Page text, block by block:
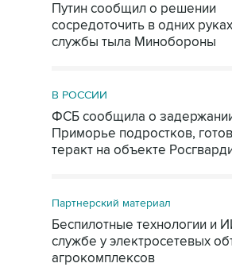
Путин сообщил о решении
сосредоточить в одних
службы тыла Минобороны
В РОССИИ
ФСБ сообщила о
Приморье подростков,
теракт на объекте
Партнерский материал
Беспилотные технологии и
службе у электросетевых
агрокомплексов